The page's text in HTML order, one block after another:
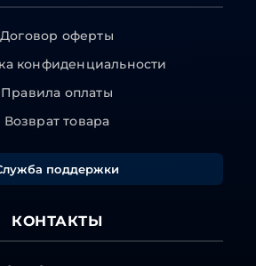
Договор оферты
конфиденциальности
Правила оплаты
Возврат товара
поддержки
КОНТАКТЫ